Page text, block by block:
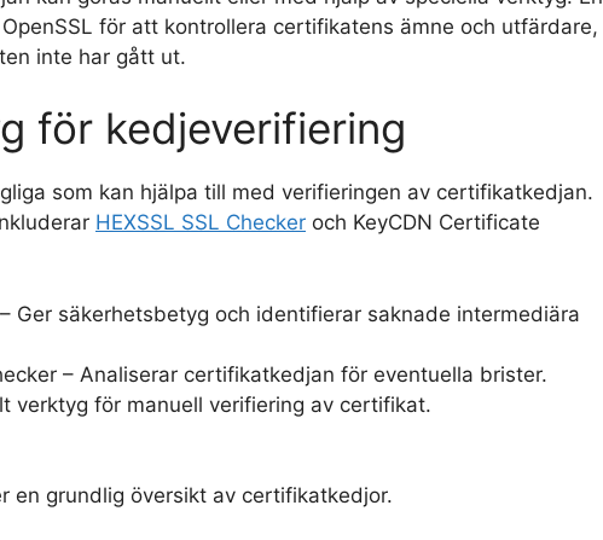
för att kontrollera certifikatens ämne och utfärdare,
inte har gått ut.
för kedjeverifiering
som kan hjälpa till med verifieringen av certifikatkedjan.
HEXSSL SSL Checker och KeyCDN Certificate
– Ger säkerhetsbetyg och identifierar saknade intermediära
– Analiserar certifikatkedjan för eventuella brister.
verktyg för manuell verifiering av certifikat.
en grundlig översikt av certifikatkedjor.